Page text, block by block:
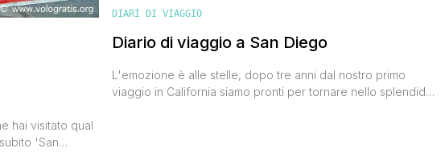
hai visitato qual
'San
DIARI DI VIAGGIO
Diario di viaggio a San Diego
L'emozione è alle stelle, dopo tre anni dal nostro primo
viaggio in California siamo pronti per tornare nello splendido